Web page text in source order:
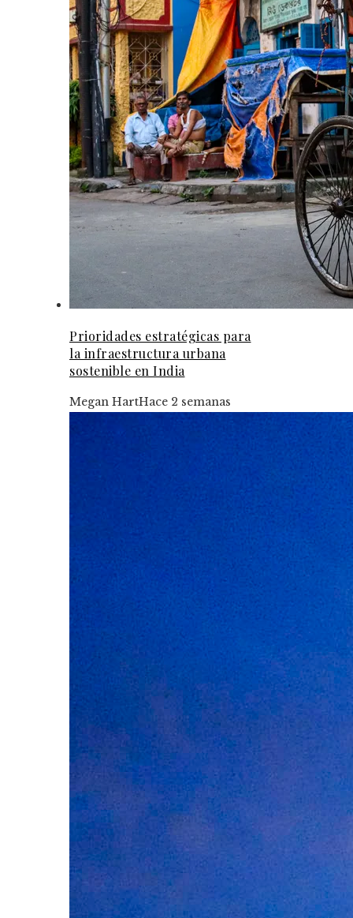
Prioridades estratégicas para
la infraestructura urbana
sostenible en India
Megan HartHace 2 semanas